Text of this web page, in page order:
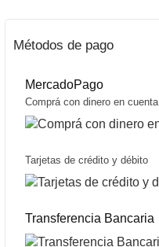
Precio sin impuestos nacionales:$74.971
Métodos de pago
MercadoPago
Comprá con dinero en cuenta
Tarjetas de crédito y débito
Transferencia Bancaria